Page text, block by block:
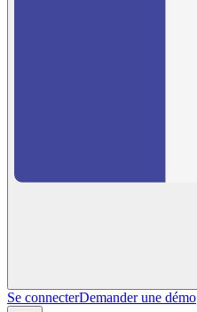
Se connecterDemander une démo